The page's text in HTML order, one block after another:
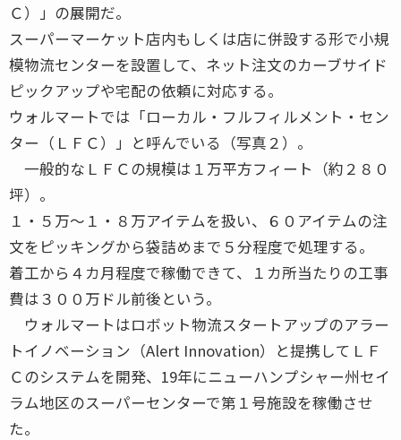
Ｃ）」の展開だ。
スーパーマーケット店内もしくは店に併設する形で小規
模物流センターを設置して、ネット注文のカーブサイド
ピックアップや宅配の依頼に対応する。
ウォルマートでは「ローカル・フルフィルメント・セン
ター（ＬＦＣ）」と呼んでいる（写真２）。
一般的なＬＦＣの規模は１万平方フィート（約２８０
坪）。
１・５万～１・８万アイテムを扱い、６０アイテムの注
文をピッキングから袋詰めまで５分程度で処理する。
着工から４カ月程度で稼働できて、１カ所当たりの工事
費は３００万ドル前後という。
ウォルマートはロボット物流スタートアップのアラー
トイノベーション（Alert Innovation）と提携してＬＦ
Ｃのシステムを開発、19年にニューハンプシャー州セイ
ラム地区のスーパーセンターで第１号施設を稼働させ
た。